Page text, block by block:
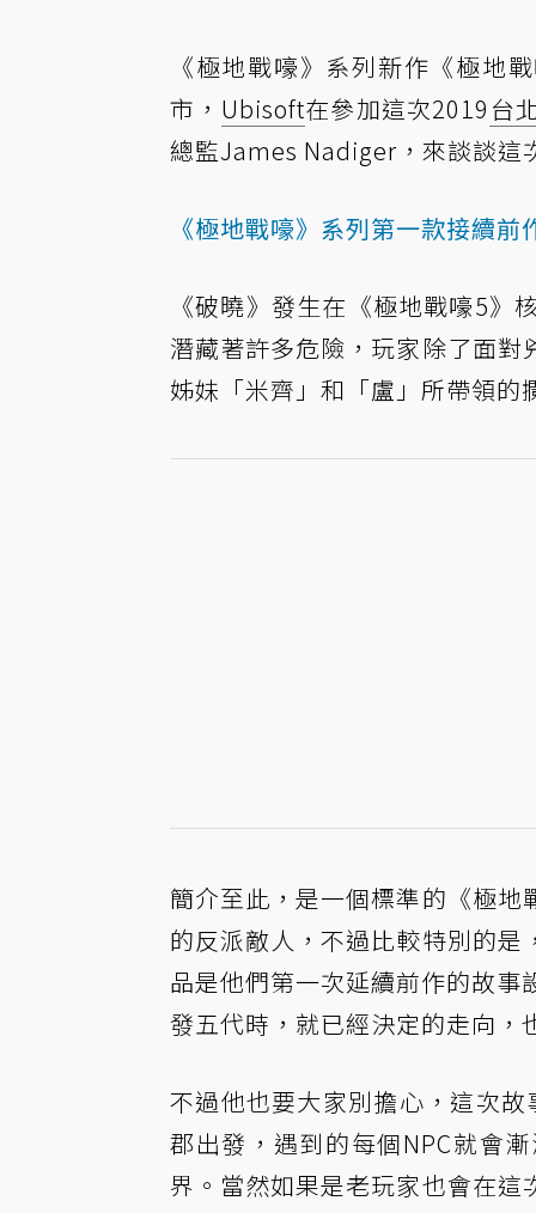
《極地戰嚎》系列新作《極地
市， Ubisoft在參加這次2019 台
總監James Nadiger，來談談這
《極地戰嚎》系列第一款接續
《破曉》發生在《極地戰嚎5
潛藏著許多危險，玩家除了面
姊妹「米齊」和「盧」所帶領的
簡介至此，是一個標準的《極
的反派敵人，不過比較特別的
品是他們第一次延續前作的故
發五代時，就已經決定的走向
不過他也要大家別擔心，這次
郡出發，遇到的每個NPC就會
界。當然如果是老玩家也會在